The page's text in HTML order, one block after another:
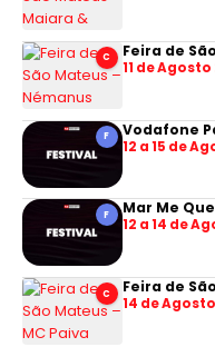
C Feira de
11 de
F Vodafone
12 a 15 de
F Mar Me
12 a 14 de
C Feira de
14 de